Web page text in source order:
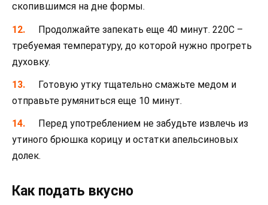
скопившимся на дне формы.
Продолжайте запекать еще 40 минут. 220С –
требуемая температуру, до которой нужно прогреть
духовку.
Готовую утку тщательно смажьте медом и
отправьте румяниться еще 10 минут.
Перед употреблением не забудьте извлечь из
утиного брюшка корицу и остатки апельсиновых
долек.
Как подать вкусно